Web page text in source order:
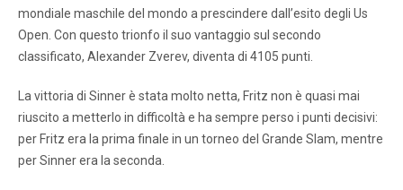
mondiale maschile del mondo a prescindere dall’esito degli Us
Open. Con questo trionfo il suo vantaggio sul secondo
classificato, Alexander Zverev, diventa di 4105 punti.
La vittoria di Sinner è stata molto netta, Fritz non è quasi mai
riuscito a metterlo in difficoltà e ha sempre perso i punti decisivi:
per Fritz era la prima finale in un torneo del Grande Slam, mentre
per Sinner era la seconda.